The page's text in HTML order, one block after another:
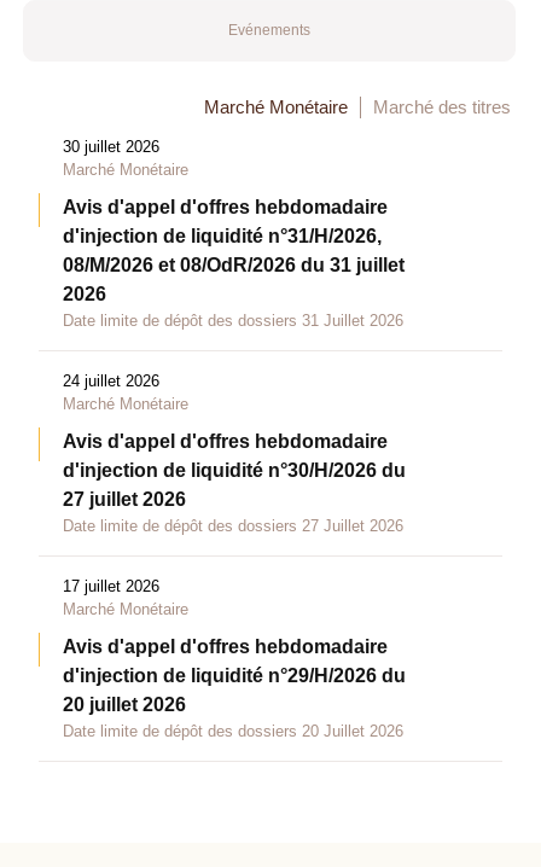
Evénements
Marché Monétaire Marché des titres
30 juillet 2026
Marché Monétaire
Avis d'appel d'offres hebdomadaire
d'injection de liquidité n°31/H/2026,
08/M/2026 et 08/OdR/2026 du 31 juillet
2026
Date limite de dépôt des dossiers 31 Juillet 2026
24 juillet 2026
Marché Monétaire
Avis d'appel d'offres hebdomadaire
d'injection de liquidité n°30/H/2026 du
27 juillet 2026
Date limite de dépôt des dossiers 27 Juillet 2026
17 juillet 2026
Marché Monétaire
Avis d'appel d'offres hebdomadaire
d'injection de liquidité n°29/H/2026 du
20 juillet 2026
Date limite de dépôt des dossiers 20 Juillet 2026